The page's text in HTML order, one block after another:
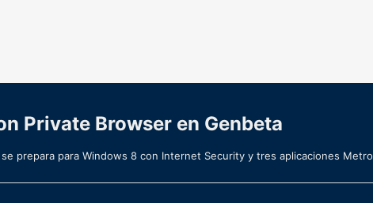
Private Browser en Genbeta
prepara para Windows 8 con Internet Security y tres aplicaciones Metro